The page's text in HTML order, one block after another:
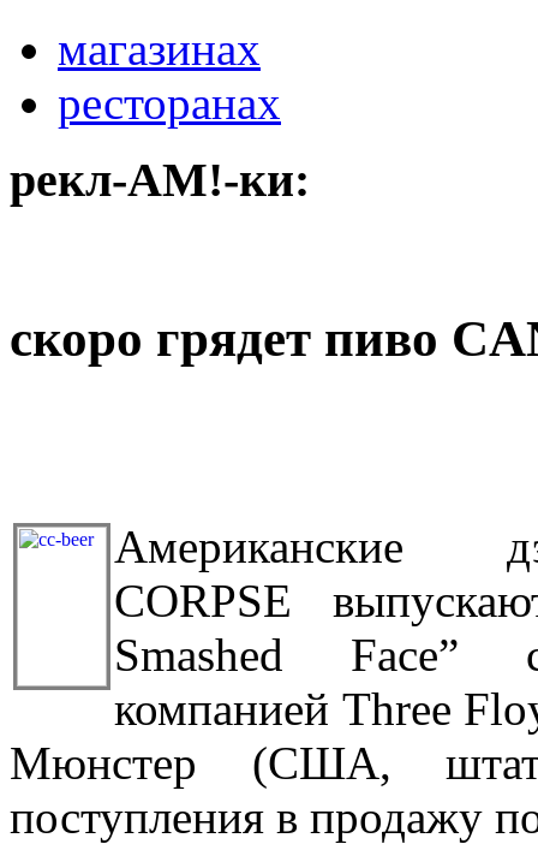
магазинах
ресторанах
рекл-АМ!-ки:
скоро грядет пиво
Американские
CORPSE
Smashed Face”
компанией Three
Мюнстер (США,
поступления в продажу